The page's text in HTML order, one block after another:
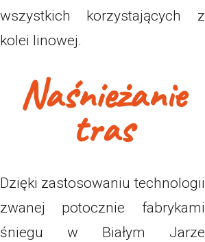
wszystkich korzystających z
kolei linowej.
Naśnieżanie
tras
Dzięki zastosowaniu technologii
zwanej potocznie fabrykami
śniegu w Białym Jarze